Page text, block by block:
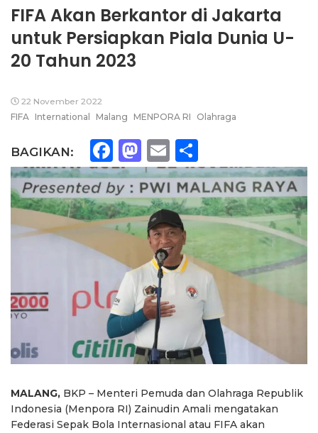
FIFA Akan Berkantor di Jakarta
untuk Persiapkan Piala Dunia U-
20 Tahun 2023
22 November 2022
FIFA International Malang MENPORA RI Olahraga
BAGIKAN: Facebook
Mastodon
Email
MALANG, BKP – Menteri Pemuda dan Olahraga Republik
Indonesia (Menpora RI) Zainudin Amali mengatakan
Federasi Sepak Bola Internasional atau FIFA akan